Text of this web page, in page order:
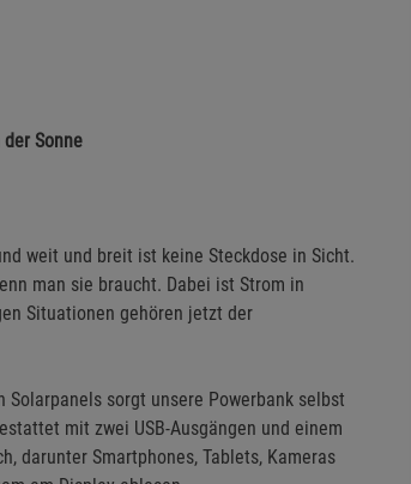
Sonne
weit und breit ist keine Steckdose in Sicht.
man sie braucht. Dabei ist Strom in
Situationen gehören jetzt der
sorgt unsere Powerbank selbst
mit zwei USB-Ausgängen und einem
darunter Smartphones, Tablets, Kameras